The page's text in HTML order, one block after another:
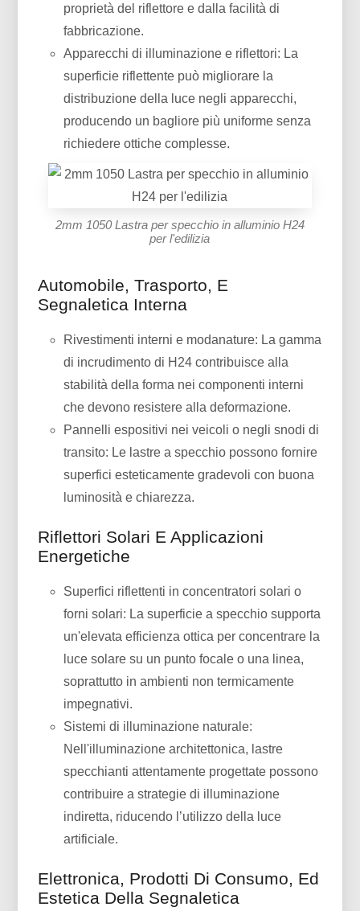
proprietà del riflettore e dalla facilità di
fabbricazione.
Apparecchi di illuminazione e riflettori: La
superficie riflettente può migliorare la
distribuzione della luce negli apparecchi,
producendo un bagliore più uniforme senza
richiedere ottiche complesse.
2mm 1050 Lastra per specchio in alluminio H24
per l'edilizia
Automobile, Trasporto, E
Segnaletica Interna
Rivestimenti interni e modanature: La gamma
di incrudimento di H24 contribuisce alla
stabilità della forma nei componenti interni
che devono resistere alla deformazione.
Pannelli espositivi nei veicoli o negli snodi di
transito: Le lastre a specchio possono fornire
superfici esteticamente gradevoli con buona
luminosità e chiarezza.
Riflettori Solari E Applicazioni
Energetiche
Superfici riflettenti in concentratori solari o
forni solari: La superficie a specchio supporta
un'elevata efficienza ottica per concentrare la
luce solare su un punto focale o una linea,
soprattutto in ambienti non termicamente
impegnativi.
Sistemi di illuminazione naturale:
Nell'illuminazione architettonica, lastre
specchianti attentamente progettate possono
contribuire a strategie di illuminazione
indiretta, riducendo l’utilizzo della luce
artificiale.
Elettronica, Prodotti Di Consumo, Ed
Estetica Della Segnaletica